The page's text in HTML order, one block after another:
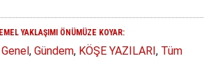
YAKLAŞIMI ÖNÜMÜZE KOYAR:
Genel, Gündem, KÖŞE YAZILARI, Tüm